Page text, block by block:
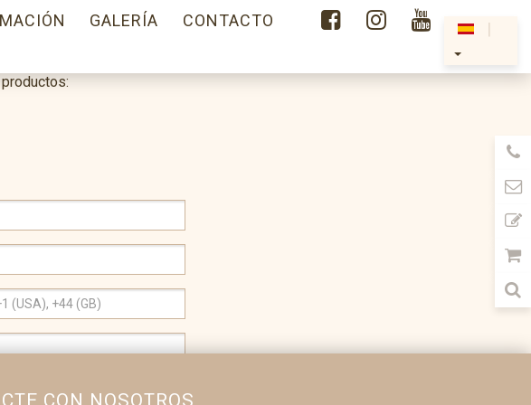
GALERÍA CONTACTO    |
DE RUTA